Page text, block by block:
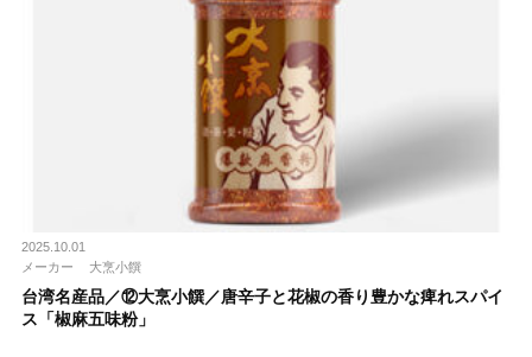
2025.10.01
メーカー
⼤烹⼩饌
台湾名産品／⑫⼤烹⼩饌／唐⾟⼦と花椒の⾹り豊かな痺れスパイ
ス「椒麻五味粉」